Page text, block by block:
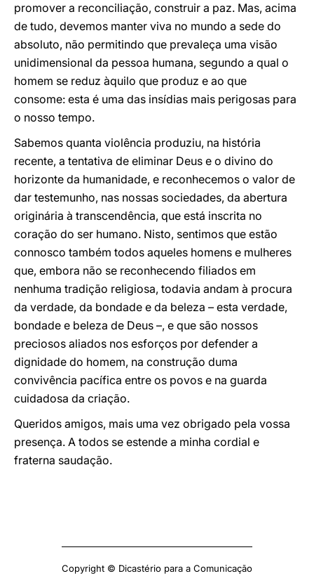
promover a reconciliação, construir a paz. Mas, acima
de tudo, devemos manter viva no mundo a sede do
absoluto, não permitindo que prevaleça uma visão
unidimensional da pessoa humana, segundo a qual o
homem se reduz àquilo que produz e ao que
consome: esta é uma das insídias mais perigosas para
o nosso tempo.
Sabemos quanta violência produziu, na história
recente, a tentativa de eliminar Deus e o divino do
horizonte da humanidade, e reconhecemos o valor de
dar testemunho, nas nossas sociedades, da abertura
originária à transcendência, que está inscrita no
coração do ser humano. Nisto, sentimos que estão
connosco também todos aqueles homens e mulheres
que, embora não se reconhecendo filiados em
nenhuma tradição religiosa, todavia andam à procura
da verdade, da bondade e da beleza – esta verdade,
bondade e beleza de Deus –, e que são nossos
preciosos aliados nos esforços por defender a
dignidade do homem, na construção duma
convivência pacífica entre os povos e na guarda
cuidadosa da criação.
Queridos amigos, mais uma vez obrigado pela vossa
presença. A todos se estende a minha cordial e
fraterna saudação.
Copyright © Dicastério para a Comunicação